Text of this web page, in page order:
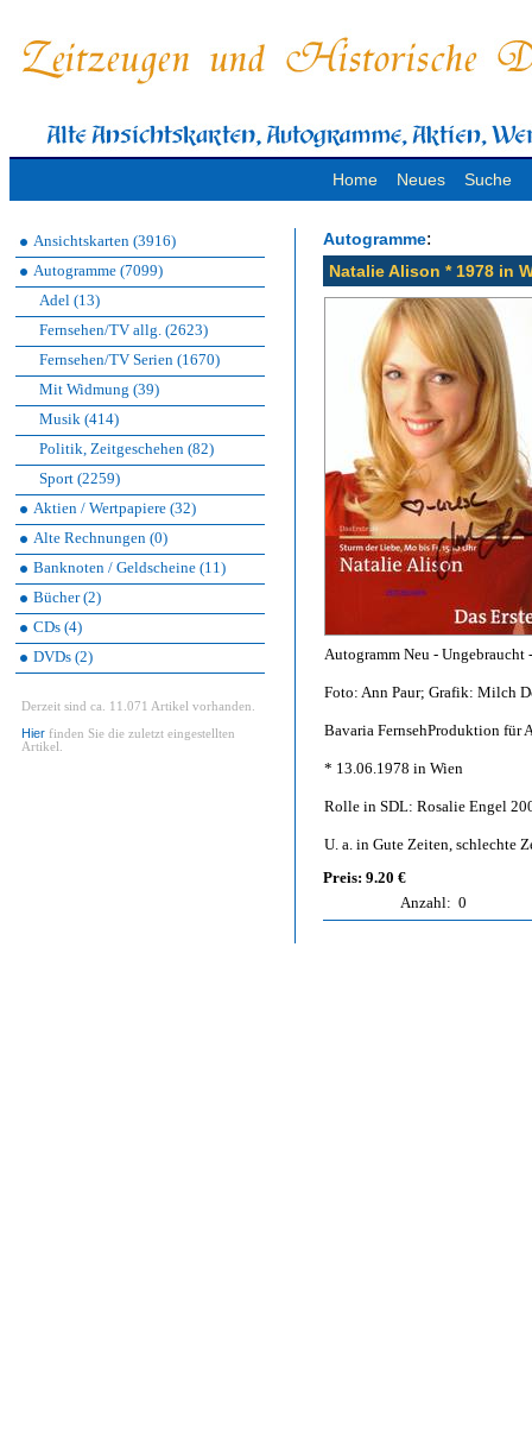
Home Neues Suche
Ansichtskarten (3916)
Autogramme (7099)
Adel (13)
Fernsehen/TV allg. (2623)
Fernsehen/TV Serien (1670)
Mit Widmung (39)
Musik (414)
Politik, Zeitgeschehen (82)
Sport (2259)
Aktien / Wertpapiere (32)
Alte Rechnungen (0)
Banknoten / Geldscheine (11)
Bücher (2)
CDs (4)
DVDs (2)
Derzeit sind ca. 11.071 Artikel vorhanden.
Hier finden Sie die zuletzt eingestellten
Artikel.
Autogramme:
Natalie Alison * 1978 in
Autogramm Neu -
Foto: Ann Paur; Grafik: Milch
Bavaria FernsehProduktion für
* 13.06.1978 in Wien
Rolle in SDL: Rosalie Engel
U. a. in Gute Zeiten, schlechte
Preis: 9.20 €
Anzahl: 0